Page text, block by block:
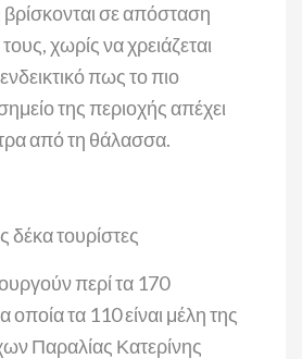
σε απόσταση
χωρίς να χρειάζεται
πως το πιο
της περιοχής απέχει
από τη θάλασσα.
δέκα τουρίστες
περί τα 170
οποία τα 110 είναι μέλη της
Παραλίας Κατερίνης